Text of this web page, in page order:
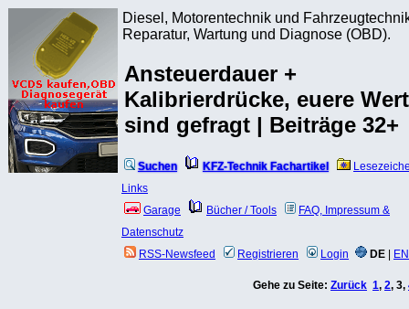
Diesel, Motorentechnik und
Reparatur, Wartung und Diagnose (OBD).
Ansteuerdauer +
Kalibrierdrücke, euere
sind gefragt | Beiträge 32+
Suchen KFZ-Technik Fachartikel
Links
Garage
Bücher / Tools
FAQ, Impressum &
Datenschutz
RSS-Newsfeed
Registrieren Login DE EN
Gehe zu Seite: Zurück 1, 2, 3,